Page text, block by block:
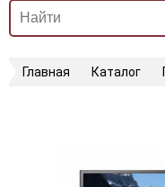
Главная Каталог